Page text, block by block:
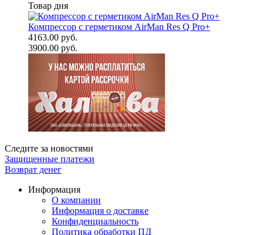
Товар дня
Компрессор с герметиком AirMan Res Q Pro+
4163.00 руб.
3900.00 руб.
Следите за новостями
Защищенные платежи
Возврат денег
Информация
О компании
Информация о доставке
Конфиденциальность
Политика обработки ПД